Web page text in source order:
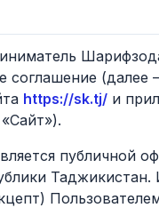
соглашение
https://sk.tj/ и
публичной